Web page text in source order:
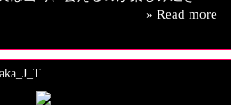
甘える夢を見てしまったほどでし
ドアを開けると、江○マキ○のよ
じではないですが）切れ長で多分
» Read more